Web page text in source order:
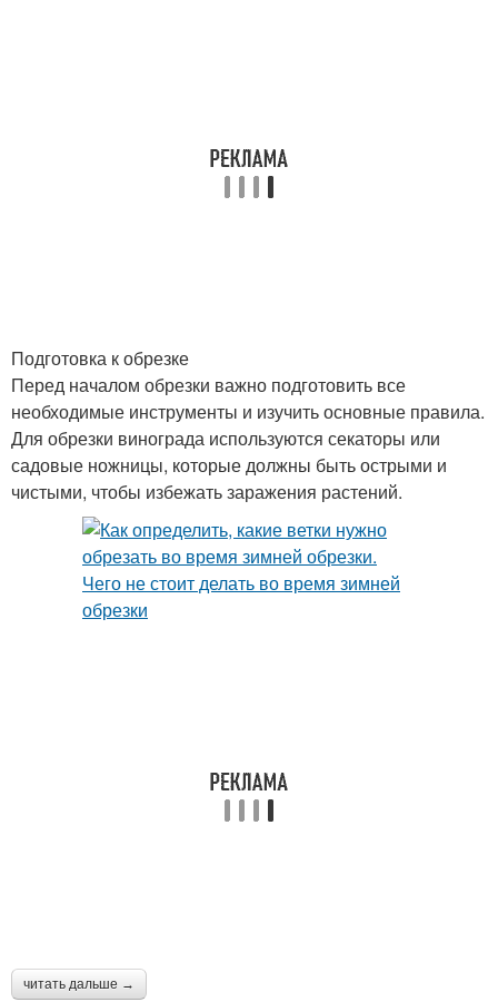
Подготовка к обрезке
Перед началом обрезки важно подготовить все
необходимые инструменты и изучить основные правила.
Для обрезки винограда используются секаторы или
садовые ножницы, которые должны быть острыми и
чистыми, чтобы избежать заражения растений.
читать дальше →